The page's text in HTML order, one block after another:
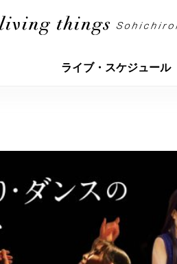
ライブ・スケジュール